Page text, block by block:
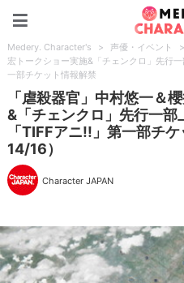
Medery. Character's > 声優・イベント >
宏トークショー実施&「チェンクロ」先行
一部チケット情報解禁
「虐殺器官」中村悠一＆
&「チェンクロ」先行一
「TIFFアニ!!」第一部チ
14/16）
Character JAPAN